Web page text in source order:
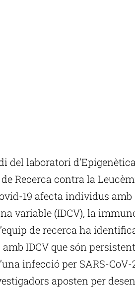
del laboratori
Recerca contra la
19 afecta individus amb
variable (IDCV), la
de recerca ha
IDCV que són
infecció per SARS-CoV-
aposten per